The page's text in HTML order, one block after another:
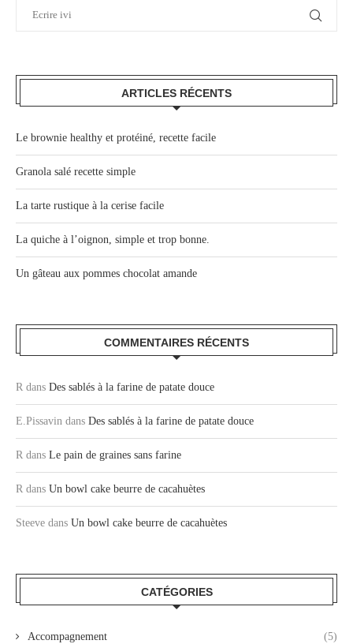
ARTICLES RÉCENTS
Le brownie healthy et protéiné, recette facile
Granola salé recette simple
La tarte rustique à la cerise facile
La quiche à l’oignon, simple et trop bonne.
Un gâteau aux pommes chocolat amande
COMMENTAIRES RÉCENTS
R dans Des sablés à la farine de patate douce
E.Pissavin dans Des sablés à la farine de patate douce
R dans Le pain de graines sans farine
R dans Un bowl cake beurre de cacahuètes
Steeve dans Un bowl cake beurre de cacahuètes
CATÉGORIES
Accompagnement (5)